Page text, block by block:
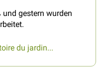
gestern wurden
du jardin...